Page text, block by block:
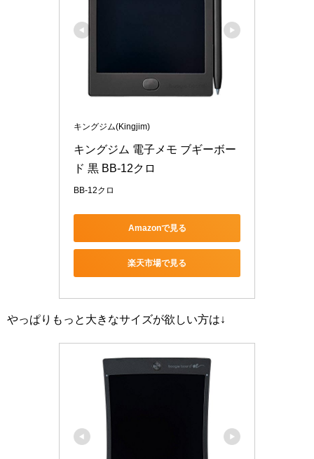
キングジム(Kingjim)
キングジム 電子メモ ブギーボー
ド 黒 BB-12クロ
BB-12クロ
Amazonで見る
楽天市場で見る
やっぱりもっと大きなサイズが欲しい方は↓